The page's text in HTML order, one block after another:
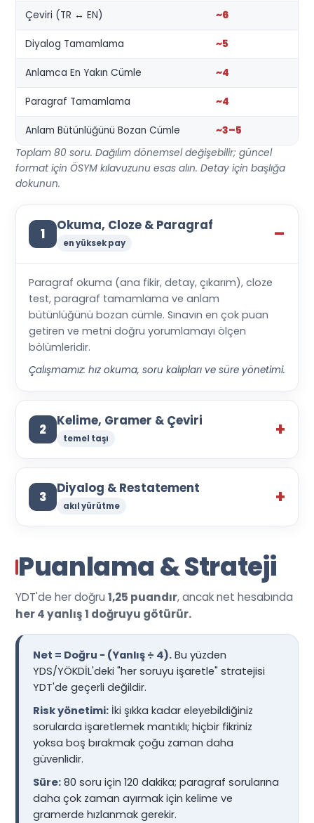
Çeviri (TR ↔ EN) ~6
Diyalog Tamamlama ~5
Anlamca En Yakın Cümle ~4
Paragraf Tamamlama ~4
Anlam Bütünlüğünü Bozan Cümle
~3–5
Toplam 80 soru. Dağılım dönemsel değişebilir; güncel
format için ÖSYM kılavuzunu esas alın. Detay için başlığa
dokunun.
1 Okuma, Cloze & Paragraf
en yüksek pay
Paragraf okuma (ana fikir, detay, çıkarım), cloze
test, paragraf tamamlama ve anlam
bütünlüğünü bozan cümle. Sınavın en çok puan
getiren ve metni doğru yorumlamayı ölçen
bölümleridir.
Çalışmamız: hız okuma, soru kalıpları ve süre yönetimi.
2 Kelime, Gramer & Çeviri
temel taşı
3 Diyalog & Restatement
akıl yürütme
Puanlama & Strateji
YDT'de her doğru 1,25 puandır, ancak net hesabında
her 4 yanlış 1 doğruyu götürür.
Net = Doğru − (Yanlış ÷ 4). Bu yüzden
YDS/YÖKDİL'deki "her soruyu işaretle" stratejisi
YDT'de geçerli değildir.
Risk yönetimi: İki şıkka kadar eleyebildiğiniz
sorularda işaretlemek mantıklı; hiçbir fikriniz
yoksa boş bırakmak çoğu zaman daha
güvenlidir.
Süre: 80 soru için 120 dakika; paragraf sorularına
daha çok zaman ayırmak için kelime ve
gramerde hızlanmak gerekir.